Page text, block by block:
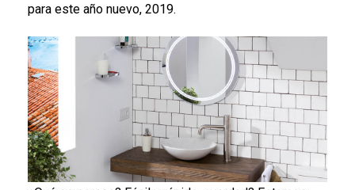
para este año nuevo, 2019.